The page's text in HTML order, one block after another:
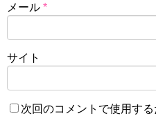
メール *
サイト
次回のコメントで使用す